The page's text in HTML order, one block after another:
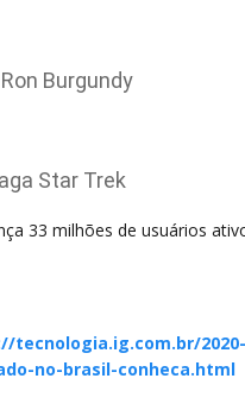
Burgundy
Star Trek
33 milhões de usuários
tecnologia.ig.com.br/
no-brasil-conheca.html